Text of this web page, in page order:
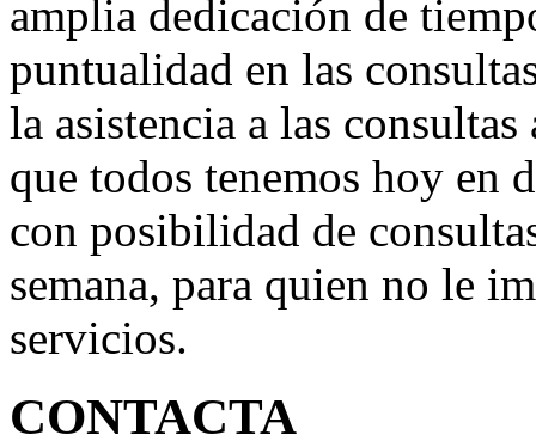
amplia dedicación de
puntualidad en las
la asistencia a las
que todos tenemos hoy en
con posibilidad de
semana, para quien no le
servicios.
CONTACTA